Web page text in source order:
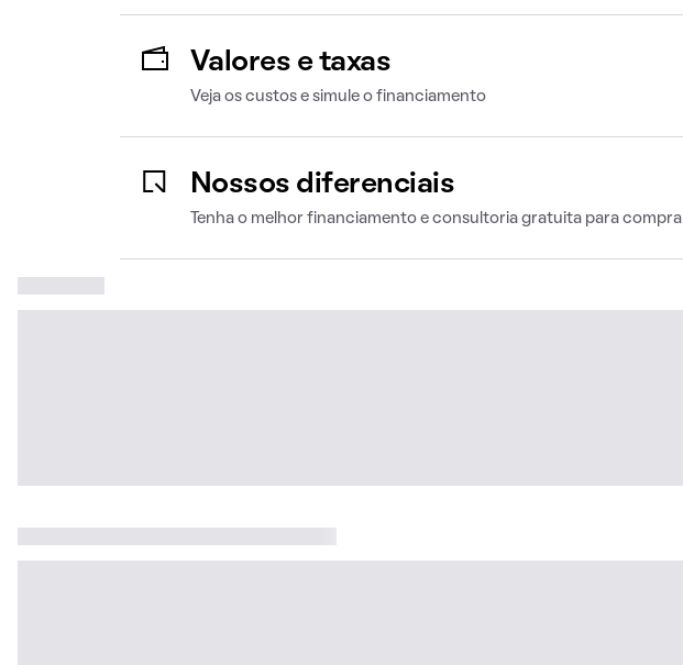
Valores e taxas
Veja os custos e simule o financiamento
Nossos diferenciais
Tenha o melhor financiamento e consultoria gratuita para compra